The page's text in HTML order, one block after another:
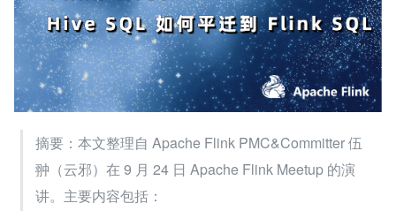
摘要：本文整理自 Apache Flink PMC&Committer 伍
翀（云邪）在 9 月 24 日 Apache Flink Meetup 的演
讲。主要内容包括：